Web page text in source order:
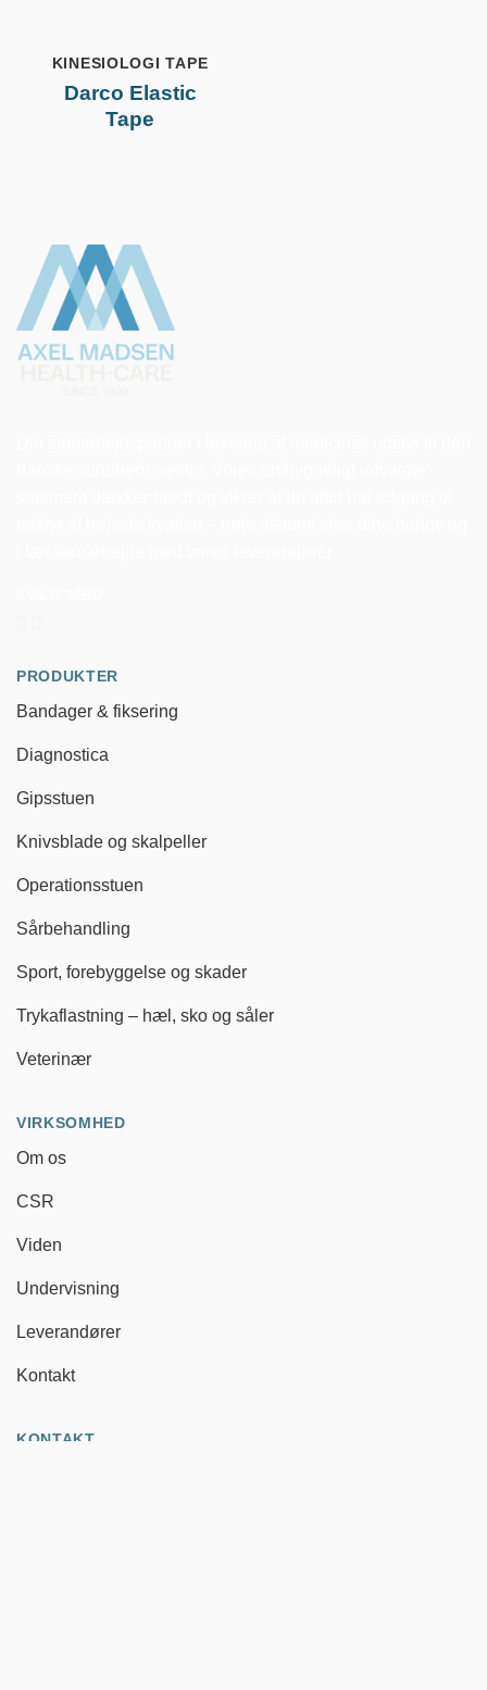
KINESIOLOGI TAPE
Darco Elastic
Tape
PRODUKTER
Bandager & fiksering
Diagnostica
Gipsstuen
Knivsblade og skalpeller
Operationsstuen
Sårbehandling
Sport, forebyggelse og skader
Trykaflastning – hæl, sko og såler
Veterinær
VIRKSOMHED
Om os
CSR
Viden
Undervisning
Leverandører
Kontakt
KONTAKT